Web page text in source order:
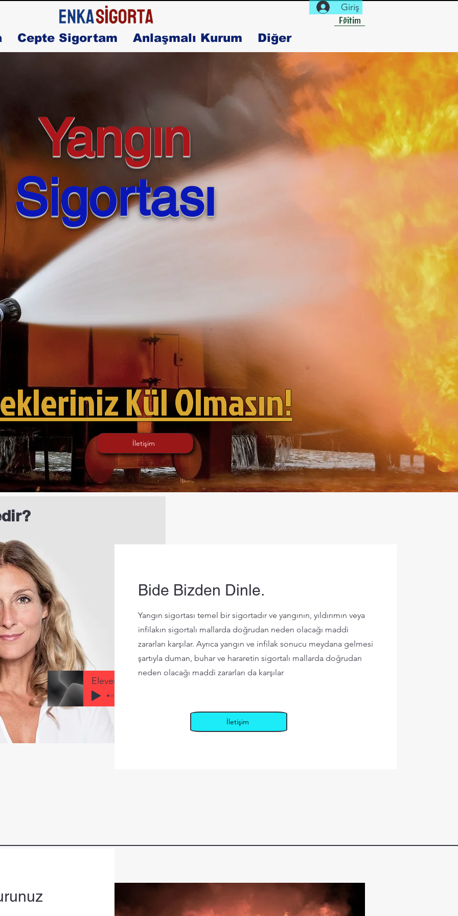
Giriş
Eğitim
Cepte Sigortam Anlaşmalı Kurum Diğer
Yangın
Sigortası
Kül Olmasın!
İletişim
Bide Bizden Dinle.
Yangın sigortası temel bir sigortadır ve yangının, yıldırımın veya
infilakın sigortalı mallarda doğrudan neden olacağı maddi
zararları karşılar. Ayrıca yangın ve infilak sonucu meydana gelmesi
şartıyla duman, buhar ve hararetin sigortalı mallarda doğrudan
neden olacağı maddi zararları da karşılar
İletişim